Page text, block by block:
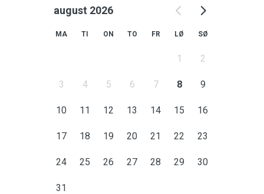
august 2026
MA TI ON TO FR LØ SØ
1 2
3 4 5 6 7 8 9
10 11 12 13 14 15 16
17 18 19 20 21 22 23
24 25 26 27 28 29 30
31